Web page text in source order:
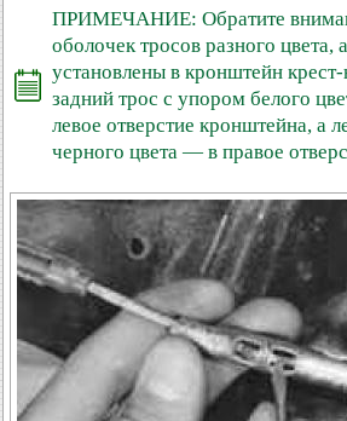
ПРИМЕЧАНИЕ: Обратите
оболочек тросов разного цвета,
установлены в кронштейн
задний трос с упором белого
левое отверстие кронштейна, а
черного цвета — в правое